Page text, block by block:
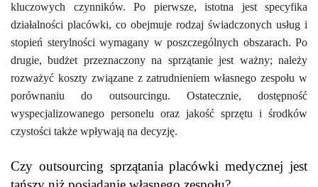
kluczowych czynników. Po pierwsze, istotna jest specyfika
działalności placówki, co obejmuje rodzaj świadczonych usług i
stopień sterylności wymagany w poszczególnych obszarach. Po
drugie, budżet przeznaczony na sprzątanie jest ważny; należy
rozważyć koszty związane z zatrudnieniem własnego zespołu w
porównaniu do outsourcingu. Ostatecznie, dostępność
wyspecjalizowanego personelu oraz jakość sprzętu i środków
czystości także wpływają na decyzję.
Czy outsourcing sprzątania placówki medycznej jest